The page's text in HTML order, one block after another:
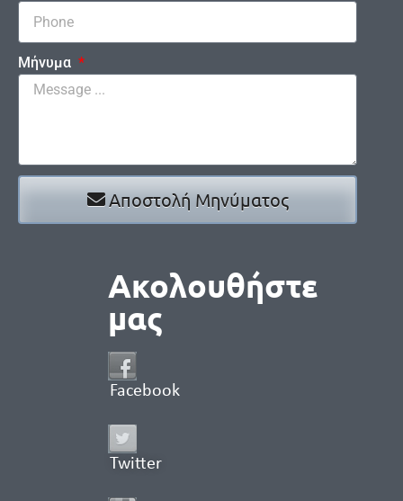
Μήνυμα
Αποστολή Μηνύματος
Ακολουθήστε
μας
Facebook
Twitter